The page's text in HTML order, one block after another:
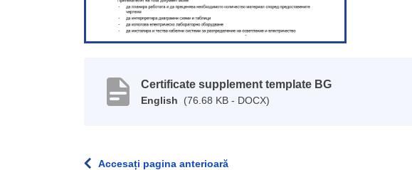
Certificate supplement template BG
English (76.68 KB - DOCX)
Accesați pagina anterioară